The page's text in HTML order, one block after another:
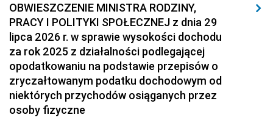
OBWIESZCZENIE MINISTRA RODZINY,
PRACY I POLITYKI SPOŁECZNEJ z dnia 29
lipca 2026 r. w sprawie wysokości dochodu
za rok 2025 z działalności podlegającej
opodatkowaniu na podstawie przepisów o
zryczałtowanym podatku dochodowym od
niektórych przychodów osiąganych przez
osoby fizyczne